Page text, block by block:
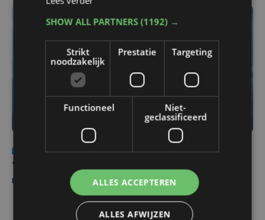
Nieuws
do 6 augustus | 21:30
Yaro (19), slachtoffer van vechtpartij, is na
maandenlange coma overleden
SHOW ALL PARTNERS(1192) →
Strikt
noodzakelijk
Prestatie Targeting
Functioneel
Niet-
geclassificeerd
ALLES ACCEPTEREN
ALLES AFWIJZEN